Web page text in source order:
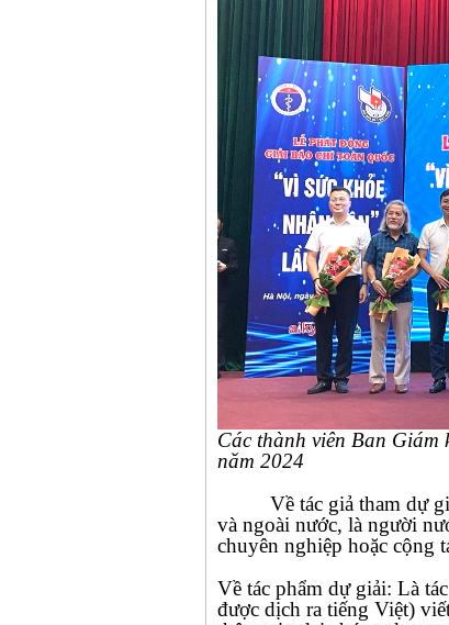
Các thành viên Ban
năm 2024
Về tác giả tham dự
và ngoài nước, là người
chuyên nghiệp hoặc cộng
Về tác phẩm dự giải: Là
được dịch ra tiếng Việt)